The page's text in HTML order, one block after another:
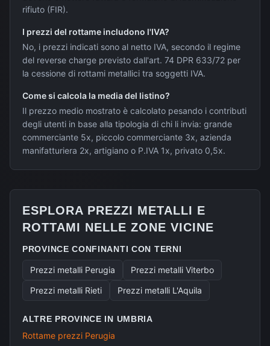
rifiuto (FIR).
I prezzi del rottame includono l'IVA?
No, i prezzi indicati sono al netto IVA, secondo il regime
del reverse charge previsto dall'art. 74 DPR 633/72 per
la cessione di rottami metallici tra soggetti IVA.
Come si calcola la media del listino?
Il prezzo medio mostrato è calcolato pesando i contributi
degli utenti in base alla tipologia di chi li invia: grande
commerciante 5x, piccolo commerciante 3x, azienda
manifatturiera 2x, artigiano o P.IVA 1x, privato 0,5x.
ESPLORA PREZZI METALLI E
ROTTAMI NELLE ZONE VICINE
PROVINCE CONFINANTI CON TERNI
Prezzi metalli Perugia Prezzi metalli Viterbo
Prezzi metalli Rieti Prezzi metalli L'Aquila
ALTRE PROVINCE IN UMBRIA
Rottame prezzi Perugia